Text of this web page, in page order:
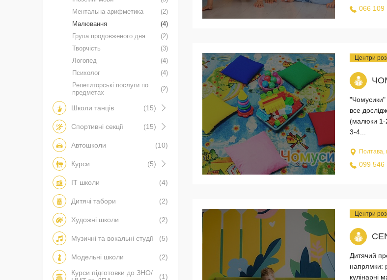
066 109
Центри
"Чомусики"
все
(малюки 1-
3-4...
Полтава,
099 546
Центри
Дитячий
напрямки:
кулінарні
Ментальна арифметика
(2)
Малювання
(4)
Група продовженого дня
(2)
Творчість
(3)
Логопед
(4)
Психолог
(4)
Репетиторські послуги по
предметах
(2)
Школи танців (15)
Спортивні секції (15)
Автошколи (10)
Курси (5)
IT школи (4)
Дитячі табори (2)
Художні школи (2)
Музичні та вокальні студії (5)
Модельні школи
(2)
Курси підготовки до ЗНО/
(1)